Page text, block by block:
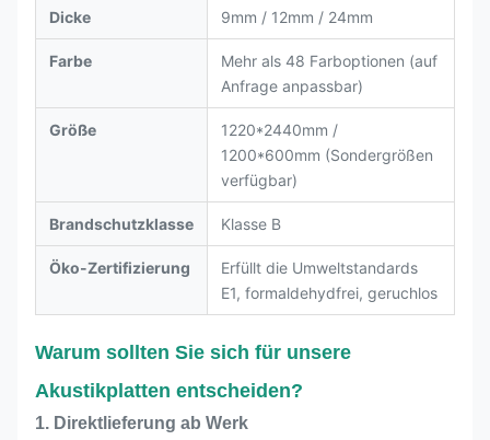
Dicke 9mm / 12mm / 24mm
Farbe
Mehr als 48 Farboptionen (auf
Anfrage anpassbar)
Größe
1220*2440mm /
1200*600mm (Sondergrößen
verfügbar)
Brandschutzklasse Klasse B
Öko-Zertifizierung
Erfüllt die Umweltstandards
E1, formaldehydfrei, geruchlos
Warum sollten Sie sich für unsere
Akustikplatten entscheiden?
1. Direktlieferung ab Werk